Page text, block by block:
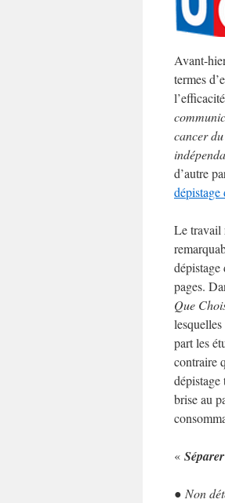
Avant-
termes
cancer
d’autre
dépistage
Le travail
dépistage
pages.
Que
part les
contraire
dépistage
brise au
«
● Non